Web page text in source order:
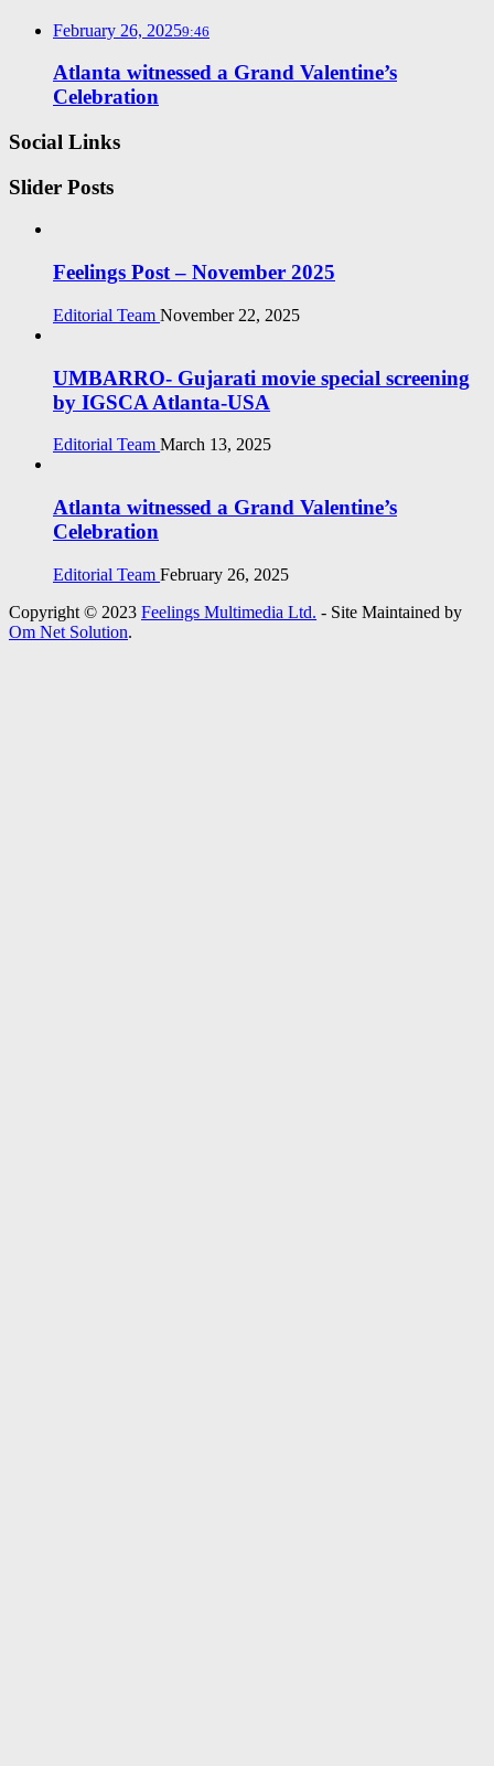
February 26, 20259:46
Atlanta witnessed a Grand Valentine’s
Celebration
Social Links
Slider Posts
Feelings Post – November 2025
Editorial Team November 22, 2025
UMBARRO- Gujarati movie special screening
by IGSCA Atlanta-USA
Editorial Team March 13, 2025
Atlanta witnessed a Grand Valentine’s
Celebration
Editorial Team February 26, 2025
Copyright © 2023 Feelings Multimedia Ltd. - Site Maintained by
Om Net Solution.